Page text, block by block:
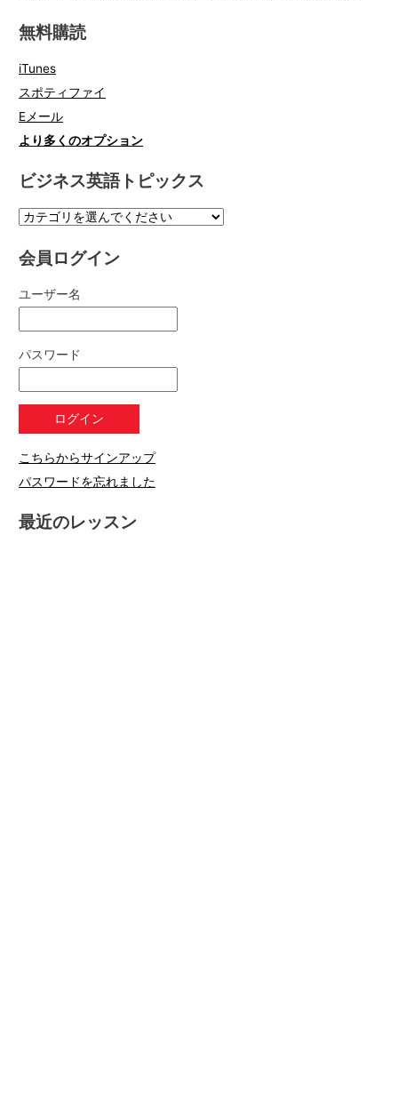
無料購読
iTunes
スポティファイ
Eメール
より多くのオプション
ビジネス英語トピックス
会員ログイン
ユーザー名
パスワード
こちらからサインアップ
パスワードを忘れました
最近のレッスン